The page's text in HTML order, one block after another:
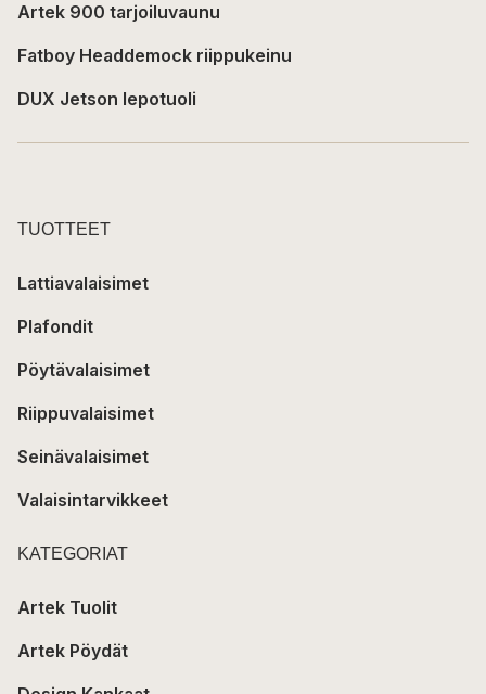
Artek 900 tarjoiluvaunu
Fatboy Headdemock riippukeinu
DUX Jetson lepotuoli
TUOTTEET
Lattiavalaisimet
Plafondit
Pöytävalaisimet
Riippuvalaisimet
Seinävalaisimet
Valaisintarvikkeet
KATEGORIAT
Artek Tuolit
Artek Pöydät